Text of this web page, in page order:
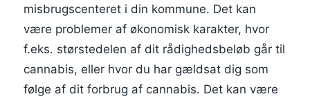
misbrugscenteret i din kommune. Det kan
være problemer af økonomisk karakter, hvor
f.eks. størstedelen af dit rådighedsbeløb går til
cannabis, eller hvor du har gældsat dig som
følge af dit forbrug af cannabis. Det kan være